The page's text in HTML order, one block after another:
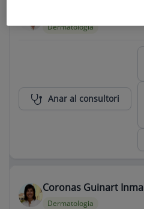
Dermatologia
Anar al consultori
Coronas Guinart Inma
Dermatologia